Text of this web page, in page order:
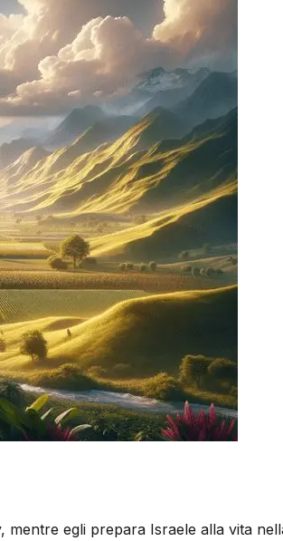
egli prepara Israele alla vita